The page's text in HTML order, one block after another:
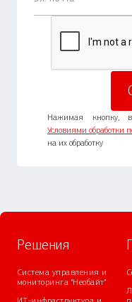
Нажимая кнопку,
Условиями обработки
на их обработку
Решения
Система управления и
мониторинга "Необайт"